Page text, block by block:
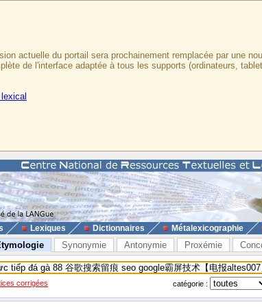
actuelle du portail sera prochainement remplacée par une
de l'interface adaptée à tous les supports (ordinateurs,
Lexiques Dictionnaires Métalexicographie
Synonymie Antonymie Proxémie
corrigées catégorie :